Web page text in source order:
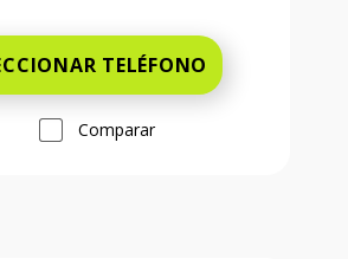
TELÉFONO
Comparar